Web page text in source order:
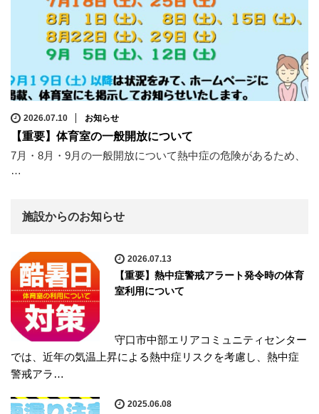
2026.07.10 お知らせ
【重要】体育室の一般開放について
7月・8月・9月の一般開放について熱中症の危険があるため、
…
施設からのお知らせ
2026.07.13
【重要】熱中症警戒アラート発令時の体育
室利用について
守口市中部エリアコミュニティセンター
では、近年の気温上昇による熱中症リスクを考慮し、熱中症
警戒アラ…
2025.06.08